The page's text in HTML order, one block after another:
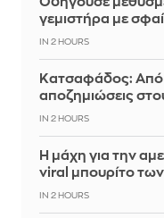
γεμιστήρα με
IN 2 HOURS
Κατσαφάδος: Από
αποζημιώσεις
IN 2 HOURS
Η μάχη για την
viral μπουρίτο
IN 2 HOURS